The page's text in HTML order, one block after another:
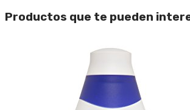
Productos que te pueden